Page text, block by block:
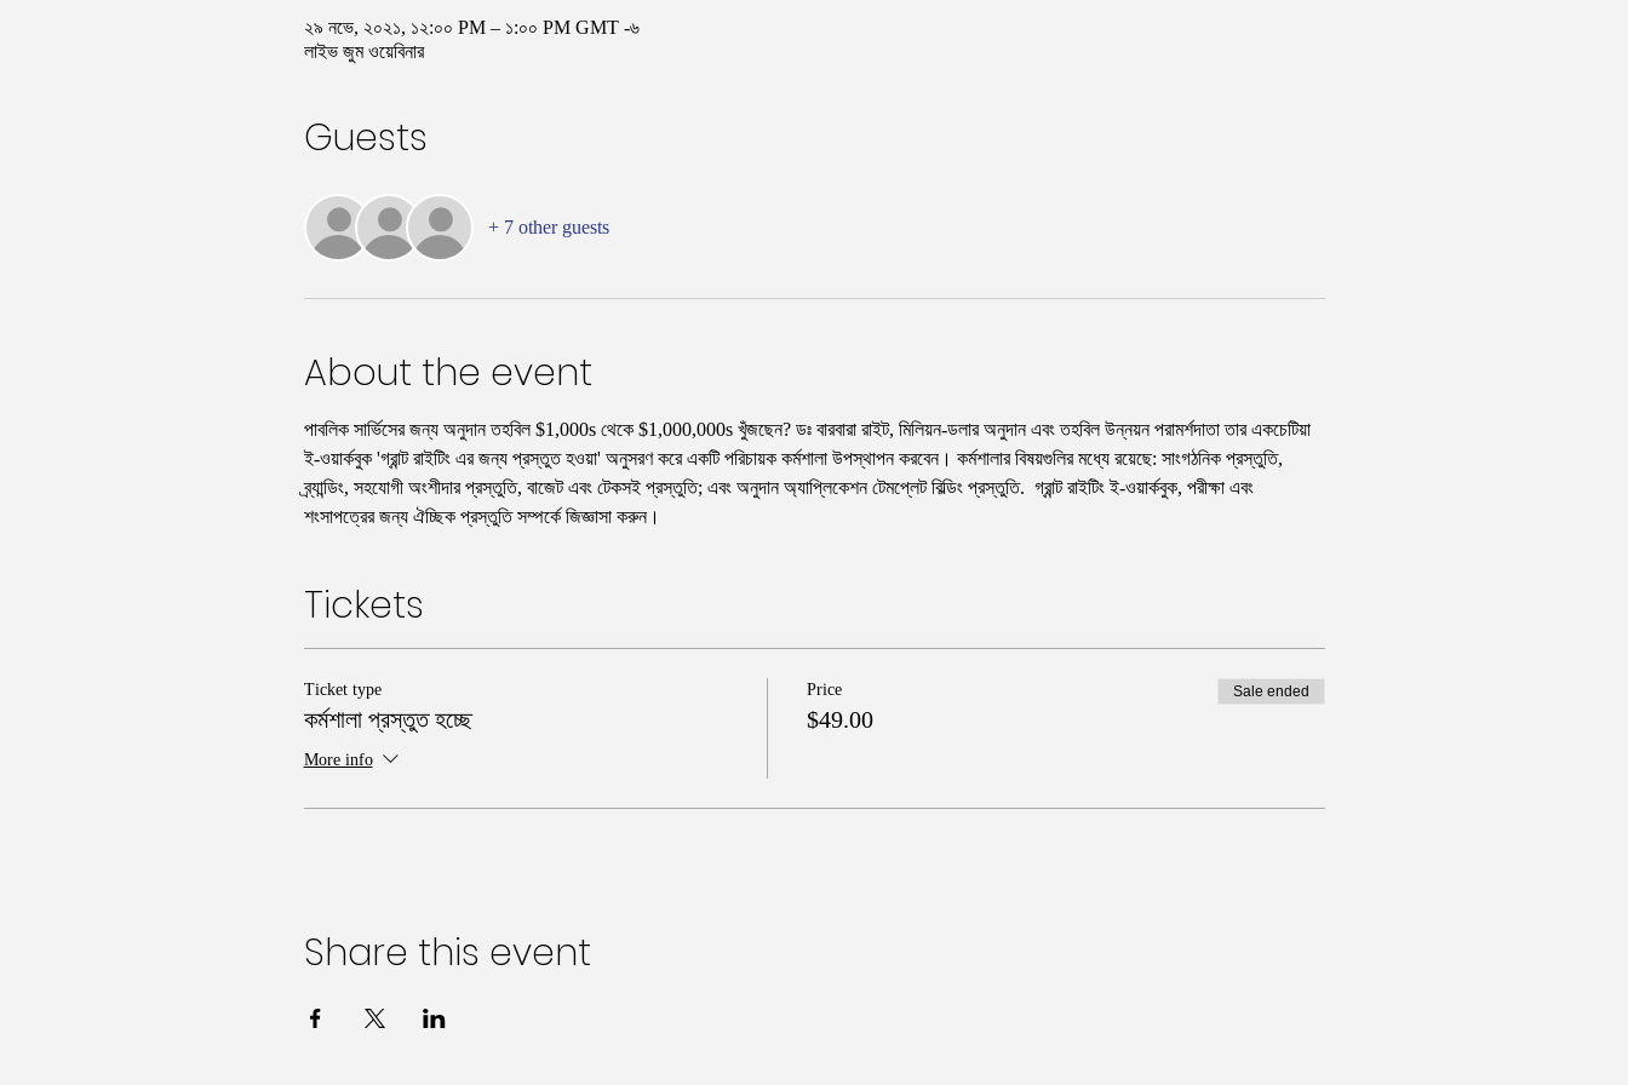
২৯ নভে, ২০২১, ১২:০০ PM – ১:০০ PM GMT -৬
লাইভ জুম ওয়েবিনার
Guests
+ 7 other guests
About the event
পাবলিক সার্ভিসের জন্য অনুদান তহবিল $1,000s থেকে $1,000,000s খুঁজছেন? ডঃ বারবারা রাইট, মিলিয়ন-ডলার অনুদান এবং তহবিল উন্নয়ন পরামর্শদাতা তার একচেটিয়া
ই-ওয়ার্কবুক 'গ্রান্ট রাইটিং এর জন্য প্রস্তুত হওয়া' অনুসরণ করে একটি পরিচায়ক কর্মশালা উপস্থাপন করবেন। কর্মশালার বিষয়গুলির মধ্যে রয়েছে: সাংগঠনিক প্রস্তুতি,
ব্র্যান্ডিং, সহযোগী অংশীদার প্রস্তুতি, বাজেট এবং টেকসই প্রস্তুতি; এবং অনুদান অ্যাপ্লিকেশন টেমপ্লেট বিল্ডিং প্রস্তুতি.  গ্রান্ট রাইটিং ই-ওয়ার্কবুক, পরীক্ষা এবং
শংসাপত্রের জন্য ঐচ্ছিক প্রস্তুতি সম্পর্কে জিজ্ঞাসা করুন।
Tickets
Ticket type
কর্মশালা প্রস্তুত হচ্ছে
More info
Price
$49.00
Sale ended
Share this event